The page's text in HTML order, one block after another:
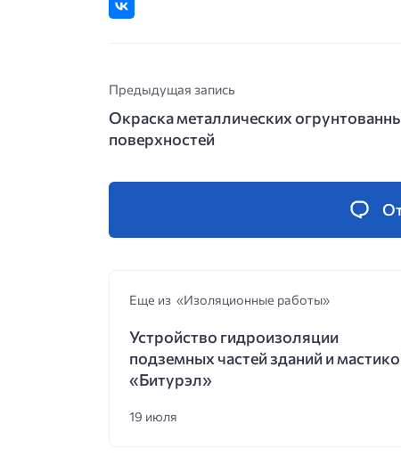
Предыдущая запись
Окраска металлических
поверхностей
Еще из «Изоляционные работы»
Устройство гидроизоляции
подземных частей зданий и
«Битурэл»
19 июля